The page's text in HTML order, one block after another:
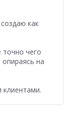
как
точно чего
на